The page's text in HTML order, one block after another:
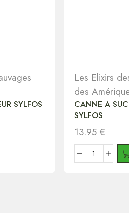
SYLFOS
Les Elixirs
des
CANNE A
SYLFOS
13.95 €